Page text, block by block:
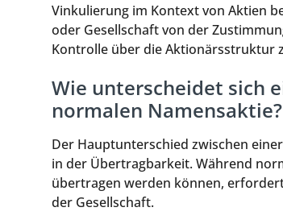
Vinkulierung im Kontext von Aktien
oder Gesellschaft von der
Kontrolle über die Aktionärsstruktur
Wie unterscheidet sich
normalen Namensaktie?
Der Hauptunterschied zwischen
in der Übertragbarkeit. Während
übertragen werden können,
der Gesellschaft.